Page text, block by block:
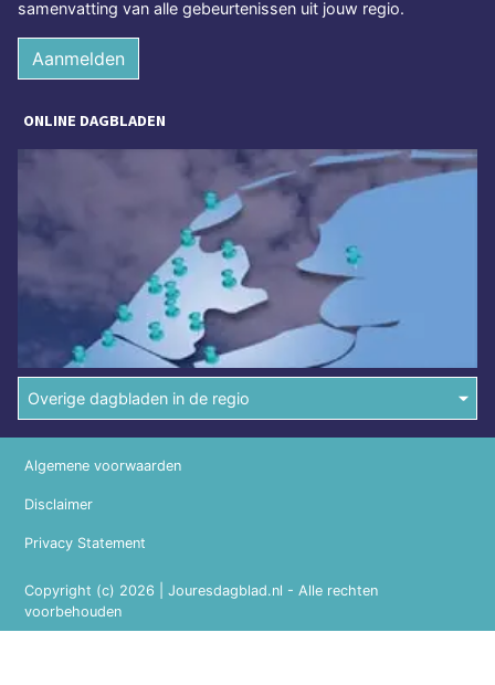
samenvatting van alle gebeurtenissen uit jouw regio.
Aanmelden
ONLINE DAGBLADEN
Overige dagbladen in de regio
Copyright (c) 2026 | Jouresdagblad.nl - Alle rechten
voorbehouden
Algemene voorwaarden
Disclaimer
Privacy Statement